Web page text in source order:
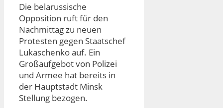
Die belarussische
Opposition ruft für den
Nachmittag zu neuen
Protesten gegen Staatschef
Lukaschenko auf. Ein
Großaufgebot von Polizei
und Armee hat bereits in
der Hauptstadt Minsk
Stellung bezogen.